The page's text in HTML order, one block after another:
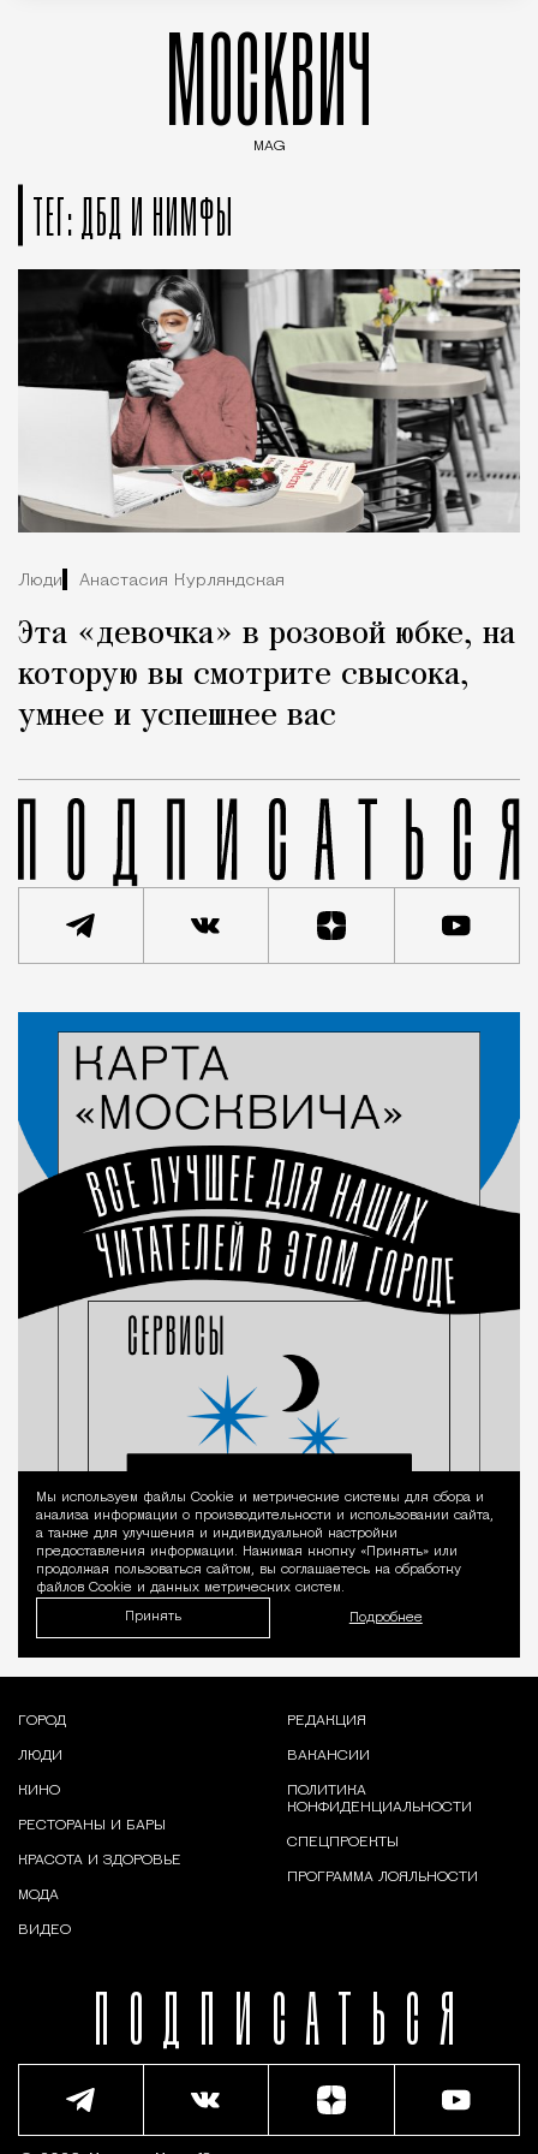
МОСКВИЧ
MAG
ТЕГ: ДБД И НИМФЫ
Люди Анастасия Курляндская
Эта «девочка» в розовой юбке, на
которую вы смотрите свысока,
умнее и успешнее вас
Уведомление
Мы используем файлы Сookie и метрические системы для сбора и
анализа информации о производительности и использовании сайта,
а также для улучшения и индивидуальной настройки
предоставления информации. Нажимая кнопку «Принять» или
продолжая пользоваться сайтом, вы соглашаетесь на обработку
файлов Cookie и данных метрических систем.
Принять Подробнее
ПОДПИСАТЬСЯ
ГОРОД
ЛЮДИ
КИНО
РЕСТОРАНЫ И БАРЫ
КРАСОТА И ЗДОРОВЬЕ
МОДА
ВИДЕО
РЕДАКЦИЯ
ВАКАНСИИ
ПОЛИТИКА
КОНФИДЕНЦИАЛЬНОСТИ
СПЕЦПРОЕКТЫ
ПРОГРАММА ЛОЯЛЬНОСТИ